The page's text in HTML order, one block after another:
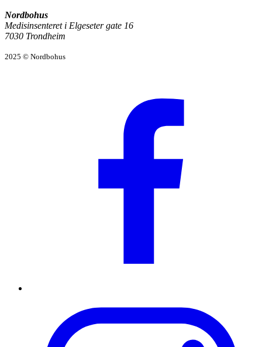
Nordbohus
Medisinsenteret i Elgeseter gate 16
7030 Trondheim
2025 © Nordbohus